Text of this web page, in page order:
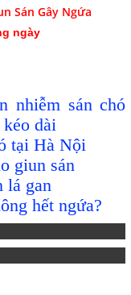
Sán Gây Ngứa
ngày
nhiễm sán chó
kéo dài
tại Hà Nội
giun sán
lá gan
hết ngứa?